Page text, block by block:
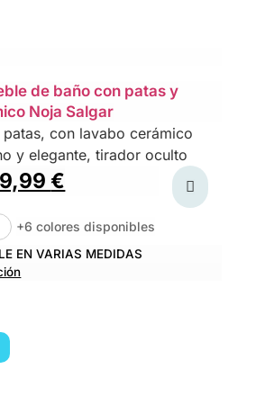
de baño con patas y
Noja Salgar
con lavabo cerámico
y elegante, tirador oculto
€
+6 colores disponibles
EN VARIAS MEDIDAS